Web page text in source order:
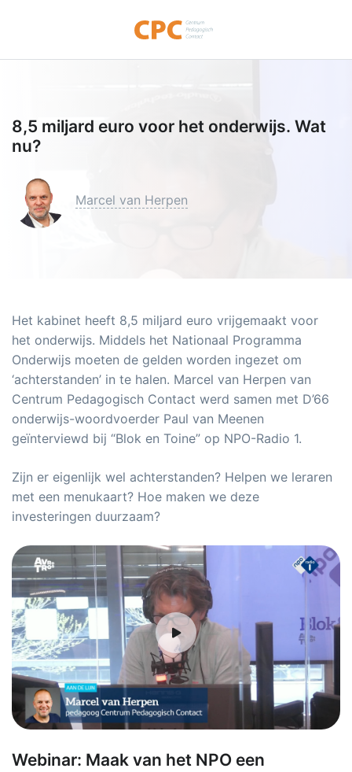
8,5 miljard euro voor het onderwijs. Wat
nu?
Marcel van Herpen
Het kabinet heeft 8,5 miljard euro vrijgemaakt voor
het onderwijs. Middels het Nationaal Programma
Onderwijs moeten de gelden worden ingezet om
‘achterstanden’ in te halen. Marcel van Herpen van
Centrum Pedagogisch Contact werd samen met D’66
onderwijs-woordvoerder Paul van Meenen
geïnterviewd bij “Blok en Toine” op NPO-Radio 1.
Zijn er eigenlijk wel achterstanden? Helpen we leraren
met een menukaart? Hoe maken we deze
investeringen duurzaam?
Webinar: Maak van het NPO een